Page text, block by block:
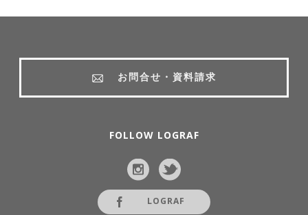
お問合せ・資料請求
FOLLOW LOGRAF
LOGRAF